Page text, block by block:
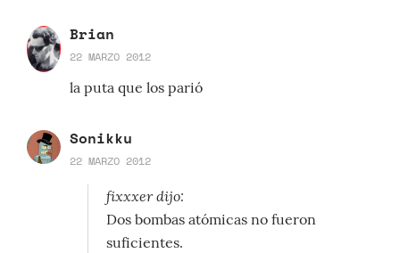
Brian
22 MARZO 2012
la puta que los parió
Sonikku
22 MARZO 2012
fixxxer dijo:
Dos bombas atómicas no fueron
suficientes.